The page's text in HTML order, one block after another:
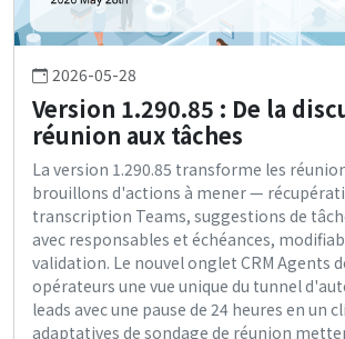
2026-05-28
Version 1.290.85 : De la
réunion aux tâches
La version 1.290.85 transforme les
brouillons d'actions à mener —
transcription Teams, suggestions de
avec responsables et échéances,
validation. Le nouvel onglet CRM Agents
opérateurs une vue unique du tunnel
leads avec une pause de 24 heures en un
adaptatives de sondage de réunion